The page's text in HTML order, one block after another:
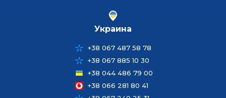
Украина
+38 067 487 58 78
+38 067 885 10 30
+38 044 486 79 00
+38 066 281 80 41